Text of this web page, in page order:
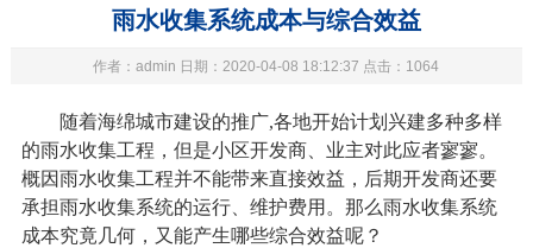
雨水收集系统成本与综合效益
作者：admin 日期：2020-04-08 18:12:37 点击：1064
随着海绵城市建设的推广,各地开始计划兴建多种多样
的雨水收集工程，但是小区开发商、业主对此应者寥寥。
概因雨水收集工程并不能带来直接效益，后期开发商还要
承担雨水收集系统的运行、维护费用。那么雨水收集系统
成本究竟几何，又能产生哪些综合效益呢？